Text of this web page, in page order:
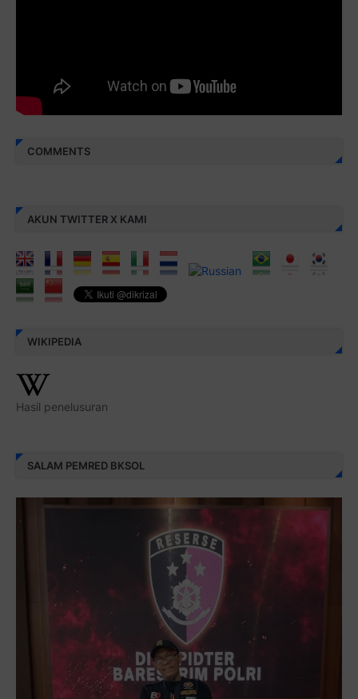
COMMENTS
AKUN TWITTER X KAMI
WIKIPEDIA
Hasil penelusuran
SALAM PEMRED BKSOL